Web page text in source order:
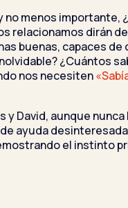
no menos importante,
relacionamos dirán
buenas, capaces de
¿Cuántos
nos necesiten
y David, aunque
ayuda
el instinto